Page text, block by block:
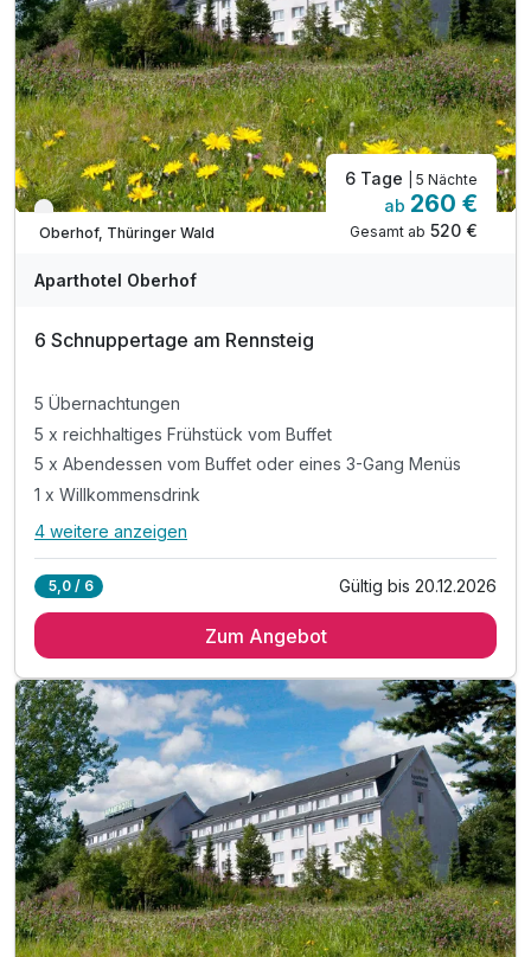
Verfügbar bis Dezember
Oberhof, Thüringer Wald
6 Tage | 5 Nächte
ab 260 €
Gesamt ab 520 €
Aparthotel Oberhof
6 Schnuppertage am Rennsteig
5 Übernachtungen
5 x reichhaltiges Frühstück vom Buffet
5 x Abendessen vom Buffet oder eines 3-Gang Menüs
1 x Willkommensdrink
Alle Inklusivleistungen
5 x reichhaltiges Frühstück vom Buffet
1 x Willkommensdrink
inkl. Nutzung der hoteleigenen Sauna
inkl. Parkplatz
inkl. WLAN
Massagen nach Vereinbarung möglich
4 weitere anzeigen
5,0 / 6 Gültig bis 20.12.2026
Zum Angebot